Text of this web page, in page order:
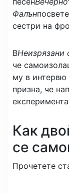
Фалън
сестри на
ВНеизрязани
че
му в интервю
призна, че
Как
се
Прочетете